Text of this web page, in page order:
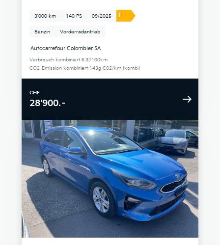
3'000 km 140 PS 09/2025 E
Benzin Vorderradantrieb
Autocarrefour Colombier SA
Verbrauch kombiniert 6.3l/100km
CO2-Emission kombiniert 143g C02/km (kombi)
CHF
28'900.–